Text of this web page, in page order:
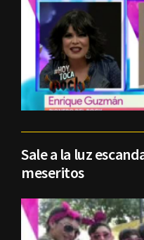
Sale a la luz
meseritos